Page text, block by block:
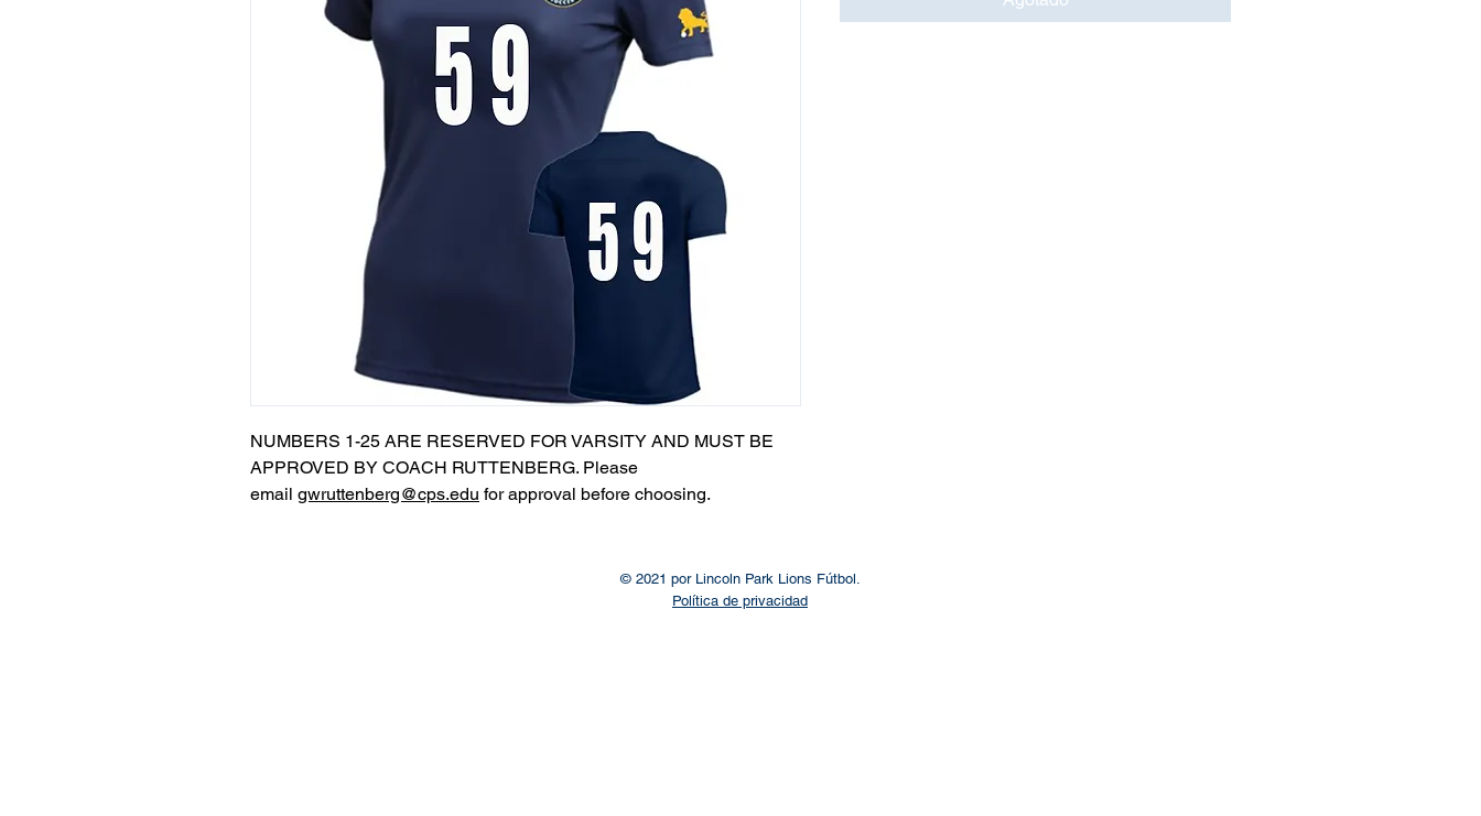
NUMBERS 1-25 ARE RESERVED FOR VARSITY AND MUST BE
APPROVED BY COACH RUTTENBERG. Please
email gwruttenberg@cps.edu for approval before choosing.​
© 2021 por Lincoln Park Lions Fútbol.
Política de privacidad